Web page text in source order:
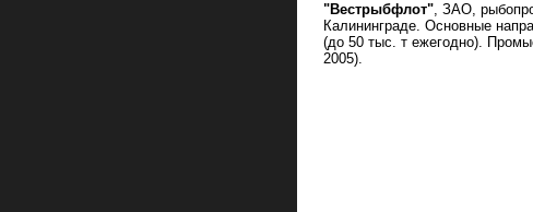
"Вестрыбфлот", ЗАО,
Калининграде. Основные
(до 50 тыс. т ежегодно).
2005).